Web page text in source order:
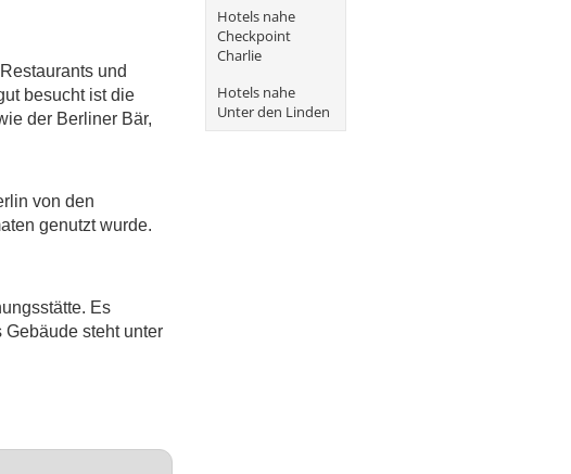
und
besucht ist die
der Berliner Bär,
von den
genutzt wurde.
Es
steht unter
Hotels nahe
Checkpoint
Charlie
Hotels nahe
Unter den Linden